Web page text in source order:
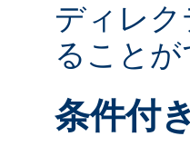
ディレ
ることが
条件付